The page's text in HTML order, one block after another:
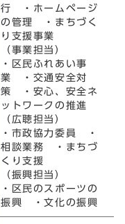
行 ・ホームページ
の管理 ・まちづく
り支援事業
（事業担当）
・区民ふれあい事
業 ・交通安全対
策 ・安心、安全ネ
ットワークの推進
（広聴担当）
・市政協力委員 ・
相談業務 ・まちづ
くり支援
（振興担当）
・区民のスポーツの
振興 ・文化の振興